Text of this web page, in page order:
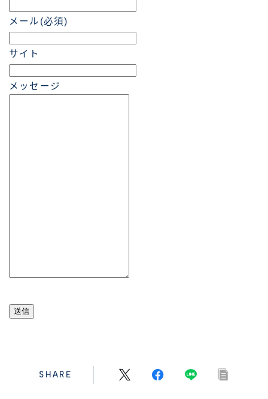
メール (必須)
サイト
メッセージ
送信
SHARE